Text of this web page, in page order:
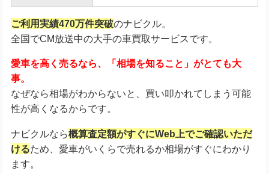
ご利用実績470万件突破のナビクル。
全国でCM放送中の大手の車買取サービスです。
愛車を高く売るなら、「相場を知ること」がとても大
事。
なぜなら相場がわからないと、買い叩かれてしまう可能
性が高くなるからです。
ナビクルなら概算査定額がすぐにWeb上でご確認いただ
けるため、愛車がいくらで売れるか相場がすぐにわかり
ます。